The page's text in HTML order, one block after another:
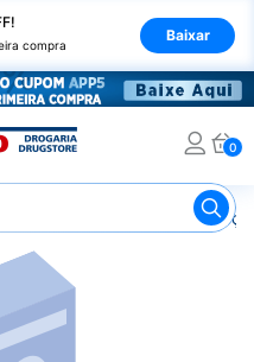
compra
Baixar
0
Remédios para Alergias e